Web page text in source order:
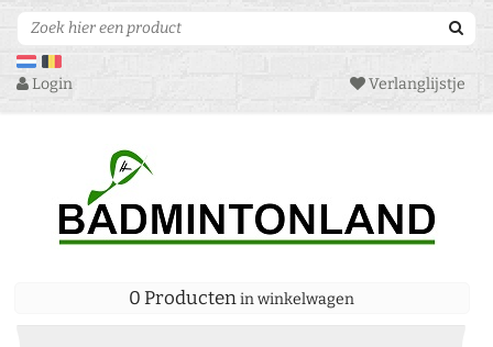
Login Verlanglijstje
0 Producten in winkelwagen